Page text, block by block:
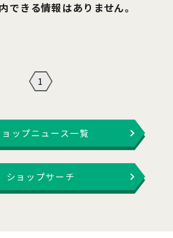
できる情報はありません。
1
ップニュース一覧
ショップサーチ